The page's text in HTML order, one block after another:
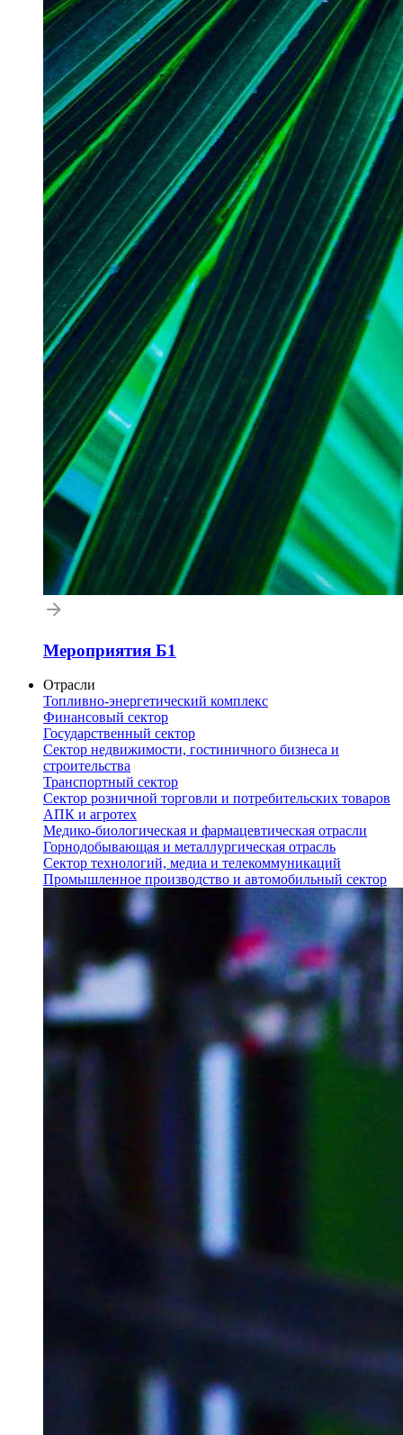
Мероприятия Б1
Отрасли
Топливно-энергетический комплекс
Финансовый сектор
Государственный сектор
Сектор недвижимости, гостиничного бизнеса и
строительства
Транспортный сектор
Сектор розничной торговли и потребительских товаров
АПК и агротех
Медико-биологическая и фармацевтическая отрасли
Горнодобывающая и металлургическая отрасль
Сектор технологий, медиа и телекоммуникаций
Промышленное производство и автомобильный сектор